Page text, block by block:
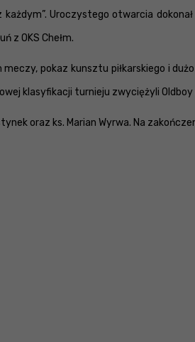
Uroczystego otwarcia
z OKS Chełm.
pokaz kunsztu piłkarskiego i
klasyfikacji turnieju zwyciężyli
oraz ks. Marian Wyrwa. Na